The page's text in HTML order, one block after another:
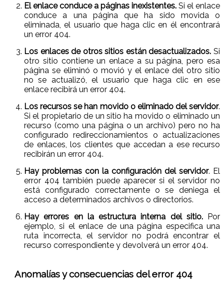
El enlace conduce a páginas inexistentes. Si el enlace
conduce a una página que ha sido movida o
eliminada, el usuario que haga clic en él encontrará
un error 404.
Los enlaces de otros sitios están desactualizados. Si
otro sitio contiene un enlace a su página, pero esa
página se eliminó o movió y el enlace del otro sitio
no se actualizó, el usuario que haga clic en ese
enlace recibirá un error 404.
Los recursos se han movido o eliminado del servidor.
Si el propietario de un sitio ha movido o eliminado un
recurso (como una página o un archivo) pero no ha
configurado redireccionamientos o actualizaciones
de enlaces, los clientes que accedan a ese recurso
recibirán un error 404.
Hay problemas con la configuración del servidor. El
error 404 también puede aparecer si el servidor no
está configurado correctamente o se deniega el
acceso a determinados archivos o directorios.
Hay errores en la estructura interna del sitio.Por
ejemplo, si el enlace de una página especifica una
ruta incorrecta, el servidor no podrá encontrar el
recurso correspondiente y devolverá un error 404.
Anomalías y consecuencias del error 404